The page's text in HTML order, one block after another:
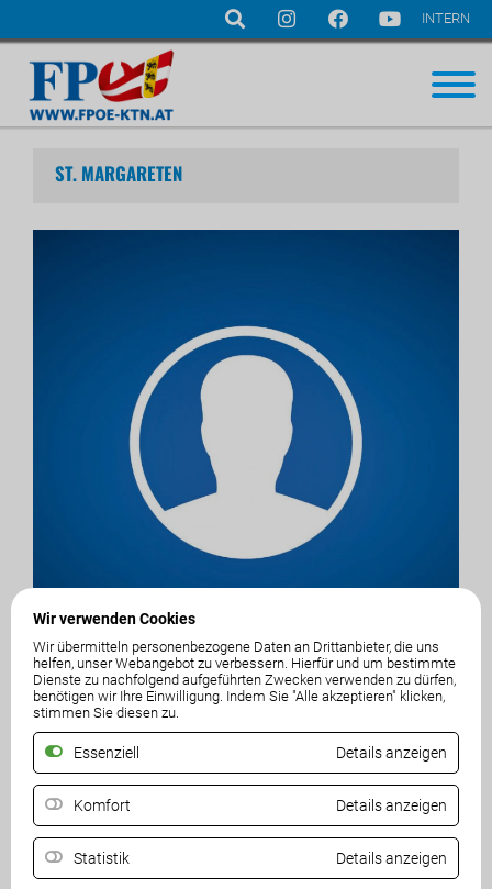
Navigation
Wir verwenden Cookies
Wir übermitteln personenbezogene Daten an Drittanbieter, die uns
helfen, unser Webangebot zu verbessern. Hierfür und um bestimmte
Dienste zu nachfolgend aufgeführten Zwecken verwenden zu dürfen,
benötigen wir Ihre Einwilligung. Indem Sie "Alle akzeptieren" klicken,
stimmen Sie diesen zu.
Essenziell Details anzeigen
Komfort Details anzeigen
Statistik Details anzeigen
INTERN
ST. MARGARETEN
Gemeinderat
Christian Woschitz
Ortsparteiobmann
Gotschuchen 67
9173, St. Margareten im Rosental
Mobil:0664 - 4077330
E-Mail:christian.woschitz@bks.at